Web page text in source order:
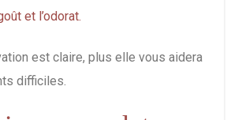
et l’odorat.
est claire, plus elle vous aidera
difficiles.